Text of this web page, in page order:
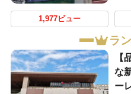
1,977ビュー
ラ
【
な
ー